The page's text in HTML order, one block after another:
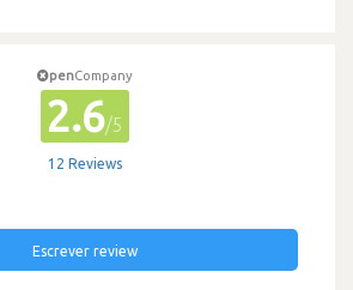
penCompany
2.6/5
12 Reviews
Escrever review